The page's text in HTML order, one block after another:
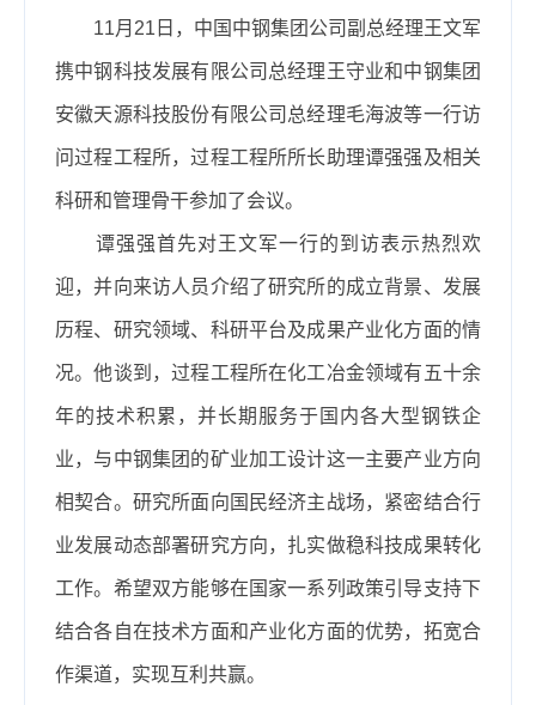
11月 21 日，中国中钢集团公司副总经理王文军
携中钢科技发展有限公司总经理王守业和中钢集团
安徽天源科技股份有限公司总经理毛海波等一行访
问过程工程所，过程工程所所长助理谭强强及相关
科研和管理骨干参加了会议。
谭强强首先对王文军一行的到访表示热烈欢
迎，并向来访人员介绍了研究所的成立背景、发展
历程、研究领域、科研平台及成果产业化方面的情
况。他谈到，过程工程所在化工冶金领域有五十余
年的技术积累，并长期服务于国内各大型钢铁企
业，与中钢集团的矿业加工设计这一主要产业方向
相契合。研究所面向国民经济主战场，紧密结合行
业发展动态部署研究方向，扎实做稳科技成果转化
工作。希望双方能够在国家一系列政策引导支持下
结合各自在技术方面和产业化方面的优势，拓宽合
作渠道，实现互利共赢。